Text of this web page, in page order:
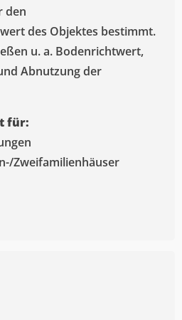
den
des Objektes bestimmt.
u. a. Bodenrichtwert,
Abnutzung der
für:
Zweifamilienhäuser